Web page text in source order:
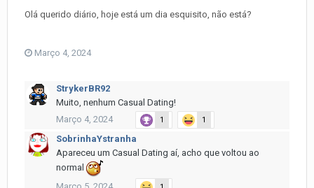
Olá querido diário, hoje está um dia esquisito, não está?
Março 4, 2024
StrykerBR92
Muito, nenhum Casual Dating!
Março 4, 2024
1 1
SobrinhaYstranha
Apareceu um Casual Dating aí, acho que voltou ao
normal